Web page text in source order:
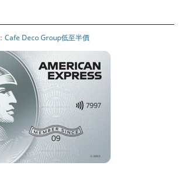
：Cafe Deco Group低至半價